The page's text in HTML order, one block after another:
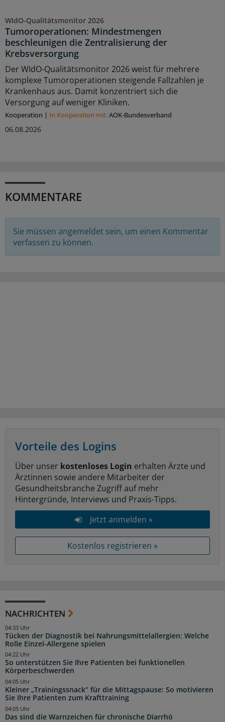
WIdO-Qualitätsmonitor 2026
Tumoroperationen: Mindestmengen
beschleunigen die Zentralisierung der
Krebsversorgung
Der WIdO-Qualitätsmonitor 2026 weist für mehrere
komplexe Tumoroperationen steigende Fallzahlen je
Krankenhaus aus. Damit konzentriert sich die
Versorgung auf weniger Kliniken.
Kooperation | In Kooperation mit:AOK-Bundesverband
06.08.2026
KOMMENTARE
Sie müssen angemeldet sein, um einen Kommentar
verfassen zu können.
Vorteile des Logins
Über unser kostenloses Login erhalten Ärzte und
Ärztinnen sowie andere Mitarbeiter der
Gesundheitsbranche Zugriff auf mehr
Hintergründe, Interviews und Praxis-Tipps.
Jetzt anmelden »
Kostenlos registrieren »
NACHRICHTEN
Tücken der Diagnostik bei Nahrungsmittelallergien: Welche
Rolle Einzel-Allergene spielen
04:33 Uhr
So unterstützen Sie Ihre Patienten bei funktionellen
Körperbeschwerden
04:22 Uhr
Kleiner „Trainingssnack“ für die Mittagspause: So motivieren
Sie Ihre Patienten zum Krafttraining
04:05 Uhr
Das sind die Warnzeichen für chronische Diarrhö
04:05 Uhr